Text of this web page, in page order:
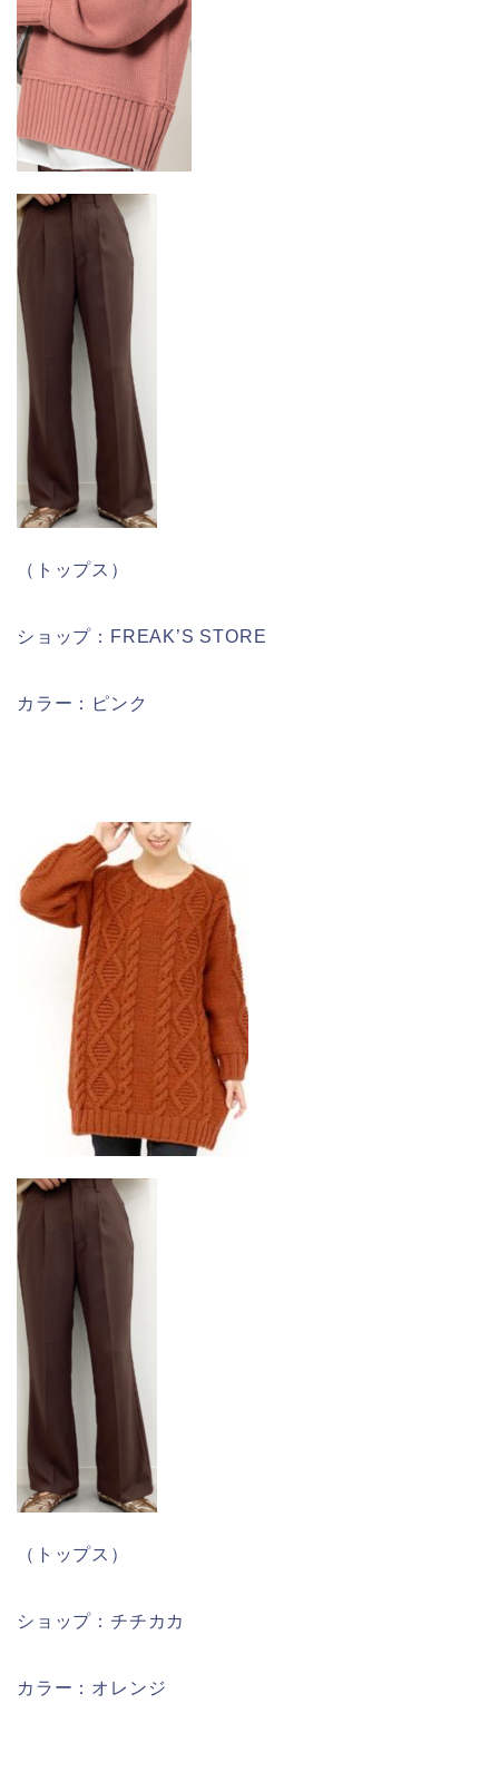
（トップス）
ショップ：FREAK’S STORE
カラー：ピンク
（トップス）
ショップ：チチカカ
カラー：オレンジ